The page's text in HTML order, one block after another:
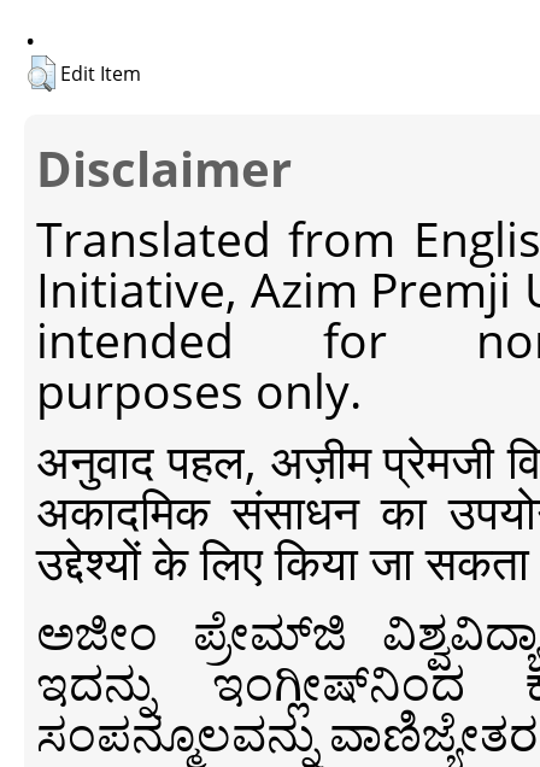
.
Edit Item
Disclaimer
Translated from
Initiative, Azim Premji
intended for non-
purposes only.
अनुवाद पहल, अज़ीम प्रेमजी
अकादमिक संसाधन का
उद्देश्यों के लिए किया जा
ಅಜೀಂ ಪ್ರೇಮ್‍ಜಿ
ಇದನ್ನು ಇಂಗ್ಲೀಷ್‍ನಿಂದ
ಸಂಪನ್ಮೂಲವನ್ನು